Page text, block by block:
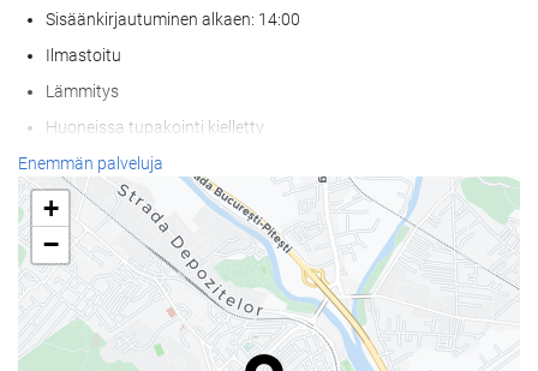
Sisäänkirjautuminen alkaen: 14:00
Ilmastoitu
Lämmitys
Huoneissa tupakointi kielletty
Kaikki tilat savuttomia (julkiset ja yksityiset)
Äänieristys huoneissa
Ei lemmikkejä
Internet
WiFi
Enemmän palveluja
+
−